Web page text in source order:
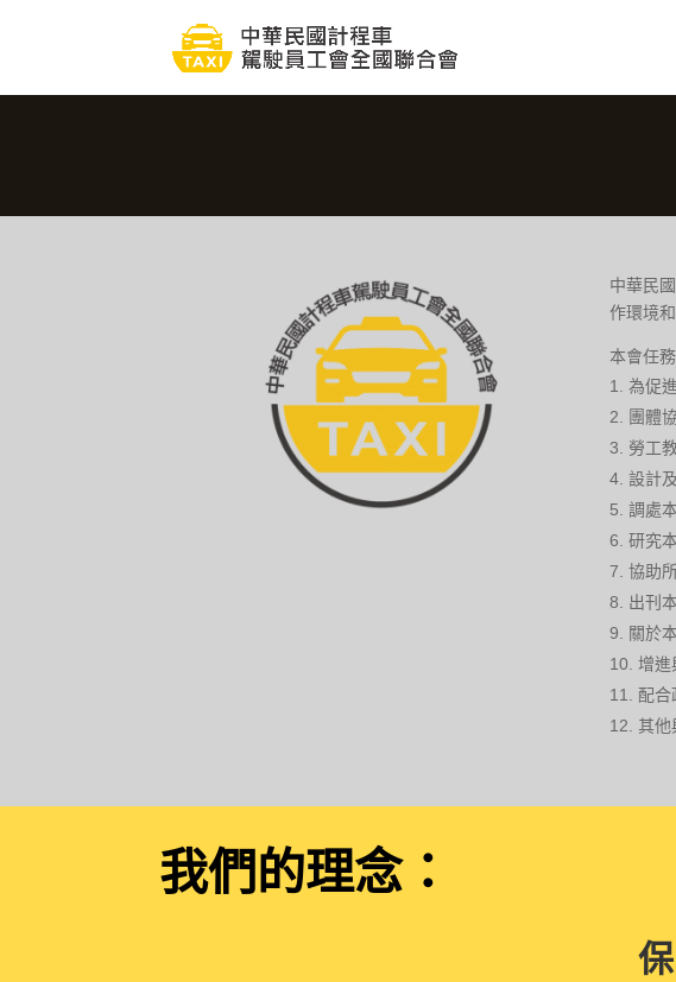
中華民
作環境
本會任務
為促
團體
勞工
設計
調處
研究
協助
出刊
關於
增進
配合
其他
我們的理念：